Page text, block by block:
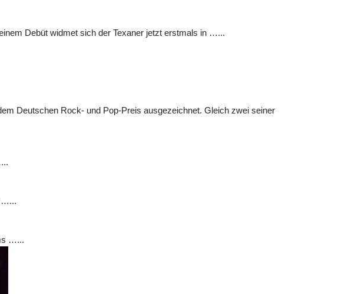
Debüt widmet sich der Texaner jetzt erstmals in …...
Deutschen Rock- und Pop-Preis ausgezeichnet. Gleich zwei seiner
…...
…...